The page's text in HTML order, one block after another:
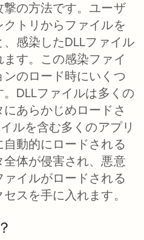
の方法です。ユーザ
トリからファイルを
感染したDLLファイル
す。この感染ファイ
のロード時にいくつ
DLLファイルは多くの
あらかじめロードさ
ルを含む多くのアプリ
動的にロードされる
体が侵害され、悪意
イルがロードされる
スを手に入れます。